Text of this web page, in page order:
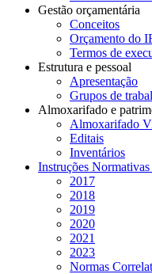
Gestão orçamentária
Conceitos
Orçamento do
Termos de
Estrutura e pessoal
Apresentação
Grupos de
Almoxarifado e
Almoxarifado
Editais
Inventários
Instruções
2017
2018
2019
2020
2021
2023
Normas